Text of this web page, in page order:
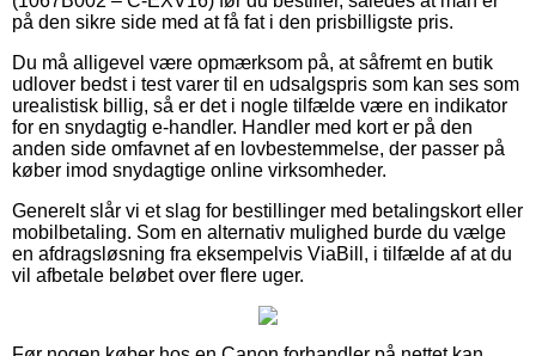
på den sikre side med at få fat i den prisbilligste pris.
Du må alligevel være opmærksom på, at såfremt en butik
udlover bedst i test varer til en udsalgspris som kan ses som
urealistisk billig, så er det i nogle tilfælde være en indikator
for en snydagtig e-handler. Handler med kort er på den
anden side omfavnet af en lovbestemmelse, der passer på
køber imod snydagtige online virksomheder.
Generelt slår vi et slag for bestillinger med betalingskort eller
mobilbetaling. Som en alternativ mulighed burde du vælge
en afdragsløsning fra eksempelvis ViaBill, i tilfælde af at du
vil afbetale beløbet over flere uger.